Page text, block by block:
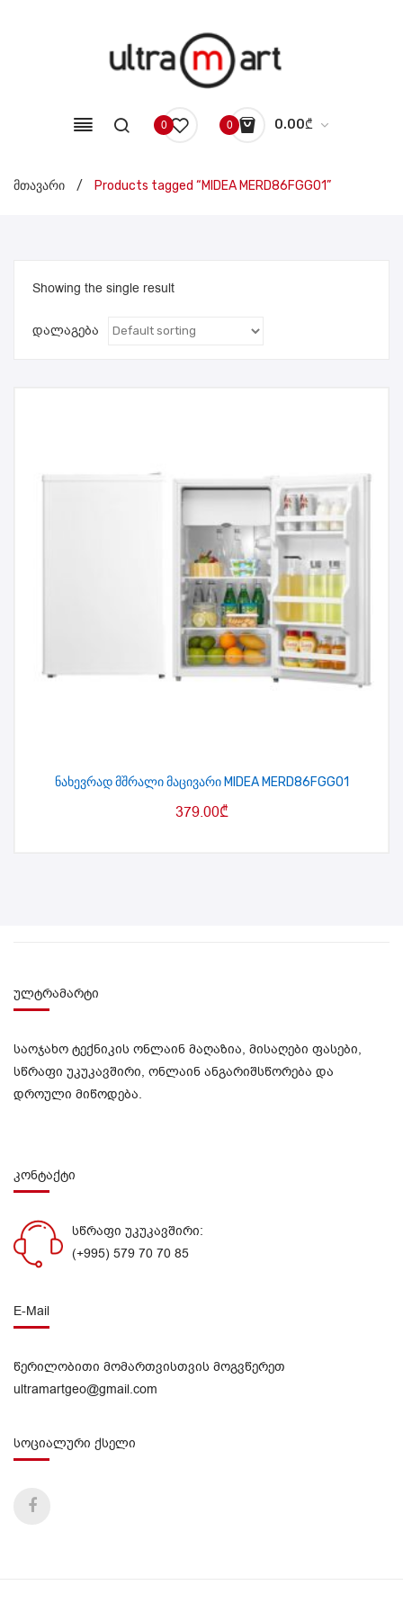
0 0 0.00₾
No products in the cart.
მთავარი / Products tagged “MIDEA MERD86FGG01”
Showing the single result
დალაგება
ნახევრად მშრალი მაცივარი MIDEA MERD86FGG01
379.00₾
ულტრამარტი
საოჯახო ტექნიკის ონლაინ მაღაზია, მისაღები ფასები,
სწრაფი უკუკავშირი, ონლაინ ანგარიშსწორება და
დროული მიწოდება.
კონტაქტი
სწრაფი უკუკავშირი:
(+995) 579 70 70 85
E-Mail
წერილობითი მომართვისთვის მოგვწერეთ
ultramartgeo@gmail.com
სოციალური ქსელი